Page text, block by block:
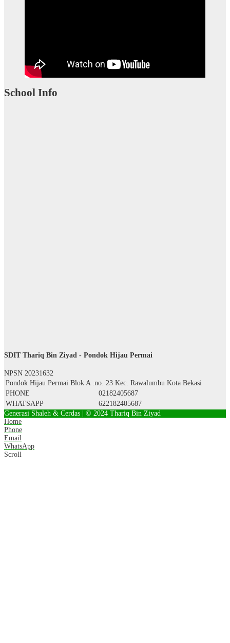
School Info
SDIT Thariq Bin Ziyad - Pondok Hijau Permai
NPSN 20231632
Pondok Hijau Permai Blok A .no. 23 Kec. Rawalumbu Kota Bekasi
PHONE
02182405687
WHATSAPP
622182405687
Generasi Shaleh & Cerdas | © 2024 Thariq Bin Ziyad
Home
Phone
Email
WhatsApp
Scroll